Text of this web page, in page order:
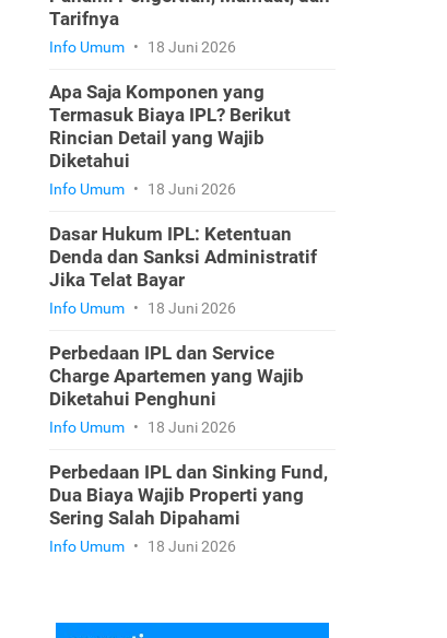
Tarifnya
Info Umum • 18 Juni 2026
Apa Saja Komponen yang
Termasuk Biaya IPL? Berikut
Rincian Detail yang Wajib
Diketahui
Info Umum • 18 Juni 2026
Dasar Hukum IPL: Ketentuan
Denda dan Sanksi Administratif
Jika Telat Bayar
Info Umum • 18 Juni 2026
Perbedaan IPL dan Service
Charge Apartemen yang Wajib
Diketahui Penghuni
Info Umum • 18 Juni 2026
Perbedaan IPL dan Sinking Fund,
Dua Biaya Wajib Properti yang
Sering Salah Dipahami
Info Umum • 18 Juni 2026